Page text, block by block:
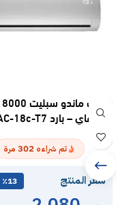
واي فاي – بارد AC-18c-T7
تم شراءه 302 مرة
سعر المنتج ٪13 خصم